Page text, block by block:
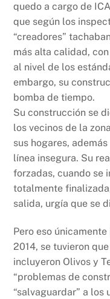
quedo a cargo de
que según los
“creadores”
más alta calidad,
al nivel de los
embargo, su
bomba de tiempo.
Su construcción se
los vecinos de la
sus hogares,
línea insegura. Su
forzadas, cuando se
totalmente
salida, urgía que se
Pero eso
2014, se tuvieron
incluyeron Olivos y
“problemas de
“salvaguardar” a los